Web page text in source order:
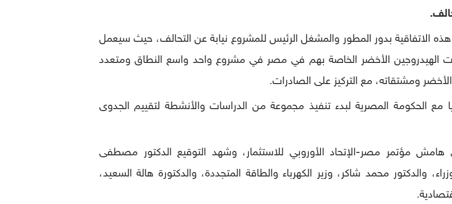
بدور المطور والمشغل الرئيس للمشروع نيابة عن التحالف، حيث سيعمل
الهيدروجين الأخضر الخاصة بهم في مصر في مشروع واحد واسع النطاق ومتعدد
ومشتقاته، مع التركيز على الصادرات.
مع الحكومة المصرية لبدء تنفيذ مجموعة من الدراسات والأنشطة لتقييم الجدوى
هامش مؤتمر مصر-الإتحاد الأوروبي للاستثمار، وشهد التوقيع الدكتور مصطفى
والدكتور محمد شاكر، وزير الكهرباء والطاقة المتجددة، والدكتورة هالة السعيد،